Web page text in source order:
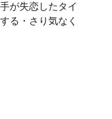
が失恋したタイ
る・さり気なく